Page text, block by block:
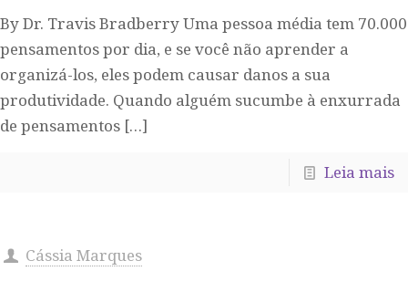
By Dr. Travis Bradberry Uma pessoa média tem 70.000
pensamentos por dia, e se você não aprender a
organizá-los, eles podem causar danos a sua
produtividade. Quando alguém sucumbe à enxurrada
de pensamentos […]
Leia mais
Cássia Marques